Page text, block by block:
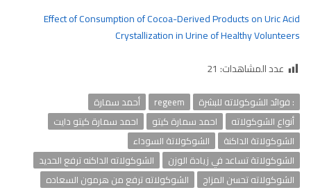
Effect of Consumption of Cocoa-Derived Products on Uric Acid
Crystallization in Urine of Healthy Volunteers
عدد المشاهدات: 21
: فوائد الشوكولاته للبشرة regeem
أحمد سمارة
أنواع الشوكولاته
احمد سمارة كيتو
احمد سمارة كيتو دايت
الشوكولاتة الداكنة
الشوكولاتة السوداء
الشوكولاتة تساعد في زيادة الوزن
الشوكولاته الداكنه ترفع الحديد
الشوكولاته تحسن المزاج
الشوكولاته ترفع من هرمون السعاده